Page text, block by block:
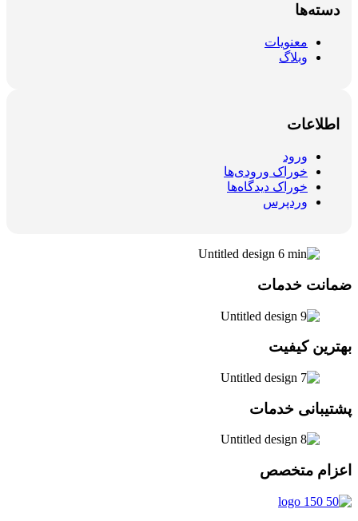
دسته‌ها
معنویات
وبلاگ
اطلاعات
ورود
خوراک ورودی‌ها
خوراک دیدگاه‌ها
وردپرس
ضمانت خدمات
بهترین کیفیت
پشتیبانی خدمات
اعزام متخصص